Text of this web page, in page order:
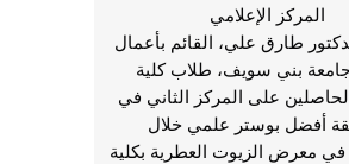
المركز الإعلامي
طارق علي، القائم بأعمال
بني سويف، طلاب كلية
على المركز الثاني في
أفضل بوستر علمي خلال
معرض الزيوت العطرية بكلية